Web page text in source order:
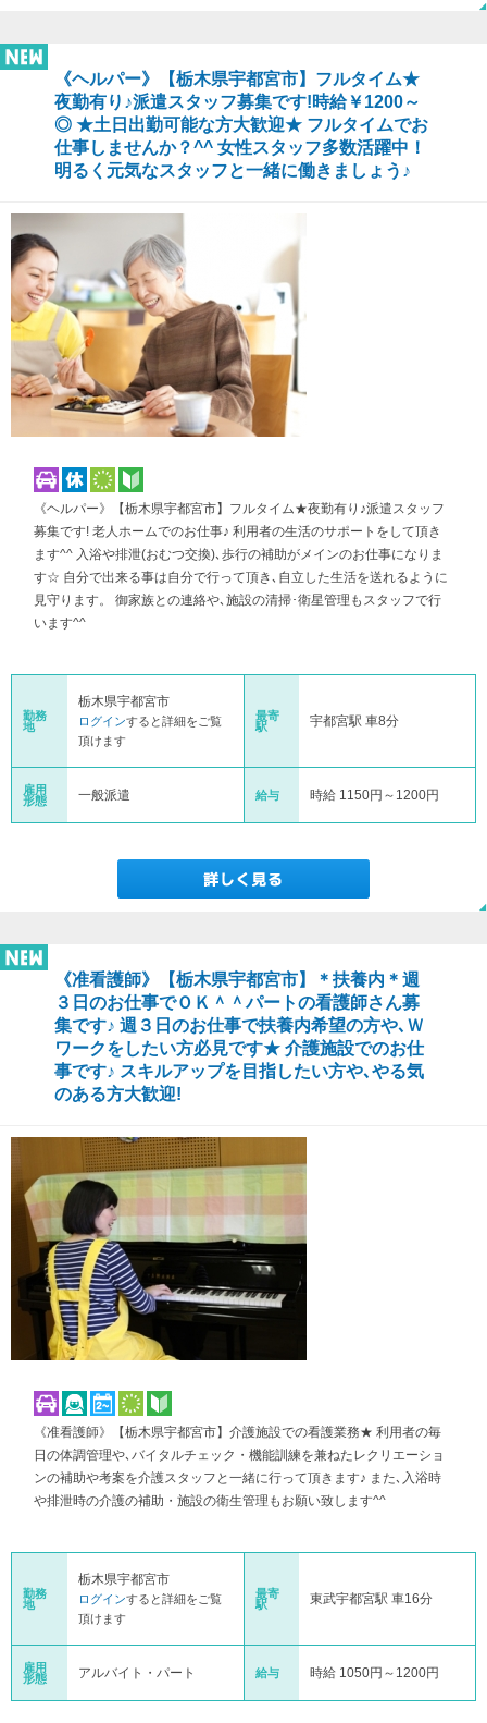
《ヘルパー》【栃木県宇都宮市】フルタイム★
夜勤有り♪派遣スタッフ募集です!時給￥1200～
◎ ★土日出勤可能な方大歓迎★ フルタイムでお
仕事しませんか？^^ 女性スタッフ多数活躍中！
明るく元気なスタッフと一緒に働きましょう♪
《ヘルパー》【栃木県宇都宮市】フルタイム★夜勤有り♪派遣スタッフ
募集です! 老人ホームでのお仕事♪ 利用者の生活のサポートをして頂き
ます^^ 入浴や排泄(おむつ交換)､歩行の補助がメインのお仕事になりま
す☆ 自分で出来る事は自分で行って頂き､自立した生活を送れるように
見守ります。 御家族との連絡や､施設の清掃･衛星管理もスタッフで行
います^^
勤務
地
栃木県宇都宮市
ログインすると詳細をご覧
頂けます
最寄
駅
宇都宮駅 車8分
雇用
形態
一般派遣 給与 時給 1150円～1200円
《准看護師》【栃木県宇都宮市】＊扶養内＊週
３日のお仕事でＯＫ＾＾パートの看護師さん募
集です♪ 週３日のお仕事で扶養内希望の方や､Ｗ
ワークをしたい方必見です★ 介護施設でのお仕
事です♪ スキルアップを目指したい方や､やる気
のある方大歓迎!
《准看護師》【栃木県宇都宮市】介護施設での看護業務★ 利用者の毎
日の体調管理や､バイタルチェック・機能訓練を兼ねたレクリエーショ
ンの補助や考案を介護スタッフと一緒に行って頂きます♪ また､入浴時
や排泄時の介護の補助・施設の衛生管理もお願い致します^^
勤務
地
栃木県宇都宮市
ログインすると詳細をご覧
頂けます
最寄
駅
東武宇都宮駅 車16分
雇用
形態
アルバイト・パート 給与 時給 1050円～1200円